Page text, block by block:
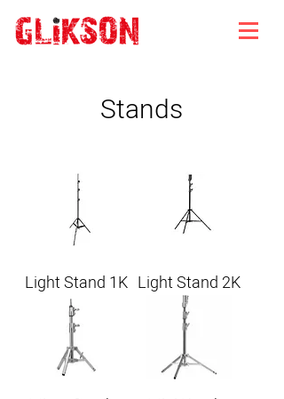
Stands
Light Stand 1K Light Stand 2K